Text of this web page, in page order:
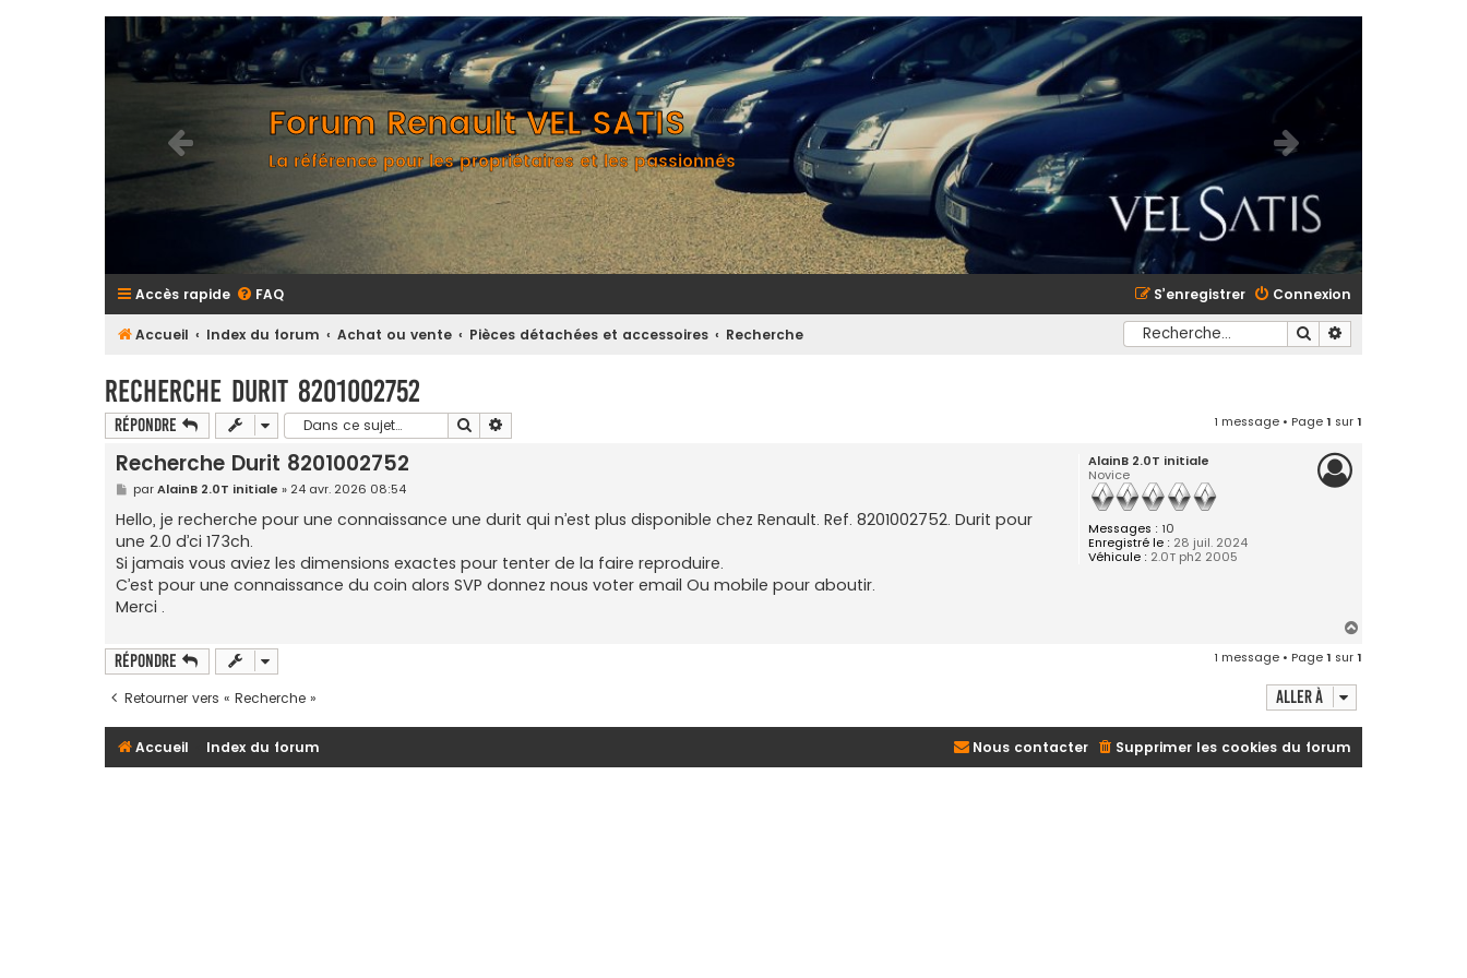
Forum Renault VEL SATIS
La référence pour les propriétaires et les passionnés
Accès rapide FAQ Connexion
S’enregistrer
Accueil Index du forum Achat ou vente Pièces détachées et accessoires Recherche Rechercher
Recherche Durit 8201002752
Répondre Rechercher 1 message • Page1 sur1
AlainB 2.0T initiale
Novice
Messages : 10
Enregistré le : 28 juil. 2024
Véhicule : 2.0T ph2 2005
Recherche Durit 8201002752
M
e
s
s
a
g
e
parAlainB 2.0T initiale » 24 avr. 2026 08:54
Hello, je recherche pour une connaissance une durit qui n’est plus disponible chez Renault. Ref. 8201002752. Durit pour
une 2.0 d’ci 173ch.
Si jamais vous aviez les dimensions exactes pour tenter de la faire reproduire.
C’est pour une connaissance du coin alors SVP donnez nous voter email Ou mobile pour aboutir.
Merci .
Répondre 1 message • Page1 sur1
Retourner vers « Recherche » Aller à
Accueil Index du forum Supprimer les cookies du forum
Nous contacter